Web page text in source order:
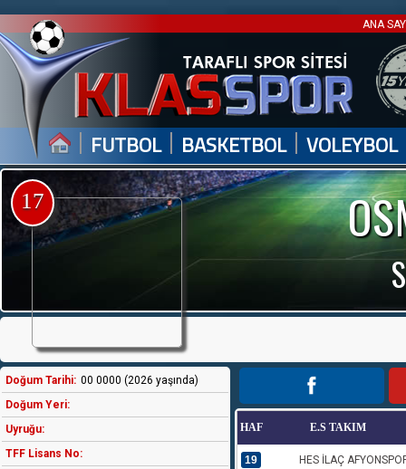
ANA
| FUTBOL | BASKETBOL | VOLEYBOL
17
Doğum Tarihi: 00 0000 (2026 yaşında)
Doğum Yeri:
Uyruğu:
TFF Lisans No:
HAF E.S TAKIM
19 HES İLAÇ